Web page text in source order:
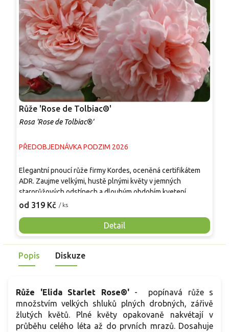
Růže 'Rose de Tolbiac®'
Rosa 'Rose de Tolbiac®'
PŘEDOBJEDNÁVKA PODZIM 2026
od 319 Kč / ks
Detail
Elegantní pnoucí růže firmy Kordes, oceněná certifikátem
ADR. Zaujme velkými, hustě plnými květy v jemných
starorůžových odstínech a dlouhým obdobím kvetení.
Dorůstá 200–300 cm a vytváří dobře větvený, kompaktní
chorobám. Od června až do prvních mrazů kvete ve vlnách
velkými nostalgickými květy o velikosti 8–10 cm v pudrově
až starorůžových tónech s jemným meruňkovým nádechem.
Vůně je jemná až středně silná, sladká s lehce ovocnými
tóny. Skvěle se hodí na pergoly, oblouky, treláže i zdi, kde
Popis Diskuze
Růže 'Elida Starlet Rose®'-
popínavá růže s
množstvím velkých shluků plných drobných, zářivě
žlutých květů. Plné květy opakovaně nakvétají v
průběhu celého léta až do prvních mrazů. Dosahuje